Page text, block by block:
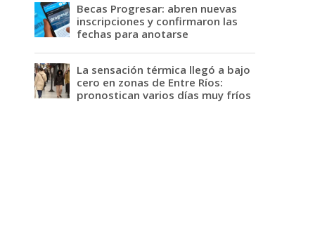
Becas Progresar: abren nuevas
inscripciones y confirmaron las
fechas para anotarse
La sensación térmica llegó a bajo
cero en zonas de Entre Ríos:
pronostican varios días muy fríos